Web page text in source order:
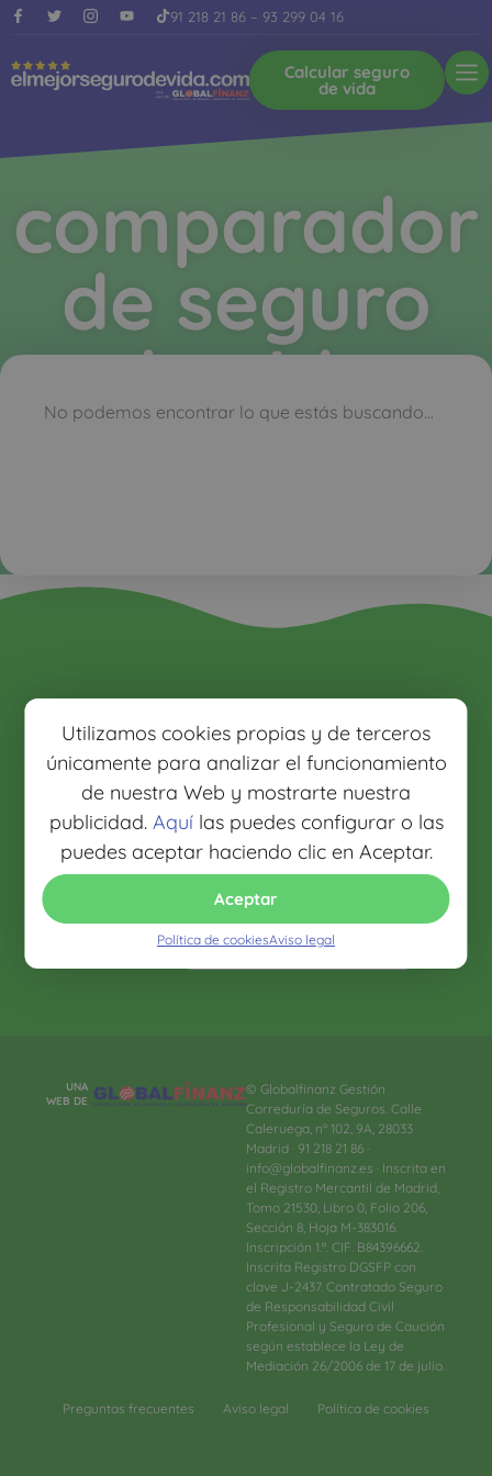
Utilizamos cookies propias y de terceros
únicamente para analizar el funcionamiento
de nuestra Web y mostrarte nuestra
publicidad. Aquílas puedes configurar o las
puedes aceptar haciendo clic en Aceptar.
Aceptar
Política de cookiesAviso legal
91 218 21 86 – 93 299 04 16
Calcular seguro
de vida
comparador
de seguro
de vida
No podemos encontrar lo que estás buscando...
Lo que
opinan de
nosotros
4.8 / 5
Servicio mejor valorado
Verificado por Google
Llámanos y
te ayudamos
91 218
21 86
93 299
04 16
09:00 a 15:00
UNA
WEB DE
© Globalfinanz Gestión
Correduría de Seguros. Calle
Caleruega, nº 102, 9A, 28033
Madrid · 91 218 21 86 ·
info@globalfinanz.es · Inscrita en
el Registro Mercantil de Madrid,
Tomo 21530, Libro 0, Folio 206,
Sección 8, Hoja M-383016.
Inscripción 1.ª. CIF. B84396662.
Inscrita Registro DGSFP con
clave J-2437. Contratado Seguro
de Responsabilidad Civil
Profesional y Seguro de Caución
según establece la Ley de
Mediación 26/2006 de 17 de julio.
Preguntas frecuentes Aviso legal Política de cookies